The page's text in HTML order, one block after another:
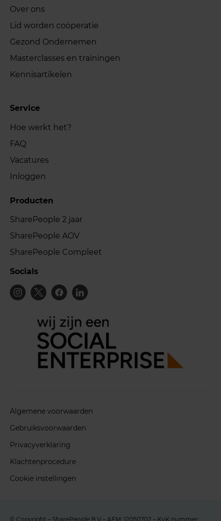
Over ons
Lid worden coöperatie
Gezond Ondernemen
Masterclasses en trainingen
Kennisartikelen
Service
Hoe werkt het?
FAQ
Vacatures
Inloggen
Producten
SharePeople 2 jaar
SharePeople AOV
SharePeople Compleet
Socials
Algemene voorwaarden
Gebruiksvoorwaarden
Privacyverklaring
Klachtenprocedure
Cookie instellingen
© Copyright – SharePeople B.V – AFM: 12050702 – KvK nummer: